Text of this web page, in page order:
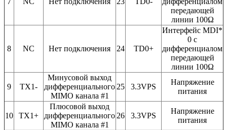
передающей
линии 100Ω
8 NC Нет подключения 24 TD0+
Интерфейс MDI*
0 с
дифференциалом
передающей
линии 100Ω
9 TX1-
Минусовой выход
дифференциального
MIMO канала #1
25 3.3VPS
Напряжение
питания
10 TX1+
Плюсовой выход
дифференциального
MIMO канала #1
26 3.3VPS
Напряжение
питания